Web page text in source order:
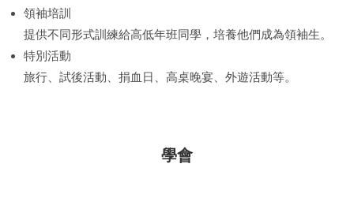
領袖培訓
提供不同形式訓練給高低年班同學，培養他們成為領袖生。
特別活動
旅行、試後活動、捐血日、高桌晚宴、外遊活動等。
學會